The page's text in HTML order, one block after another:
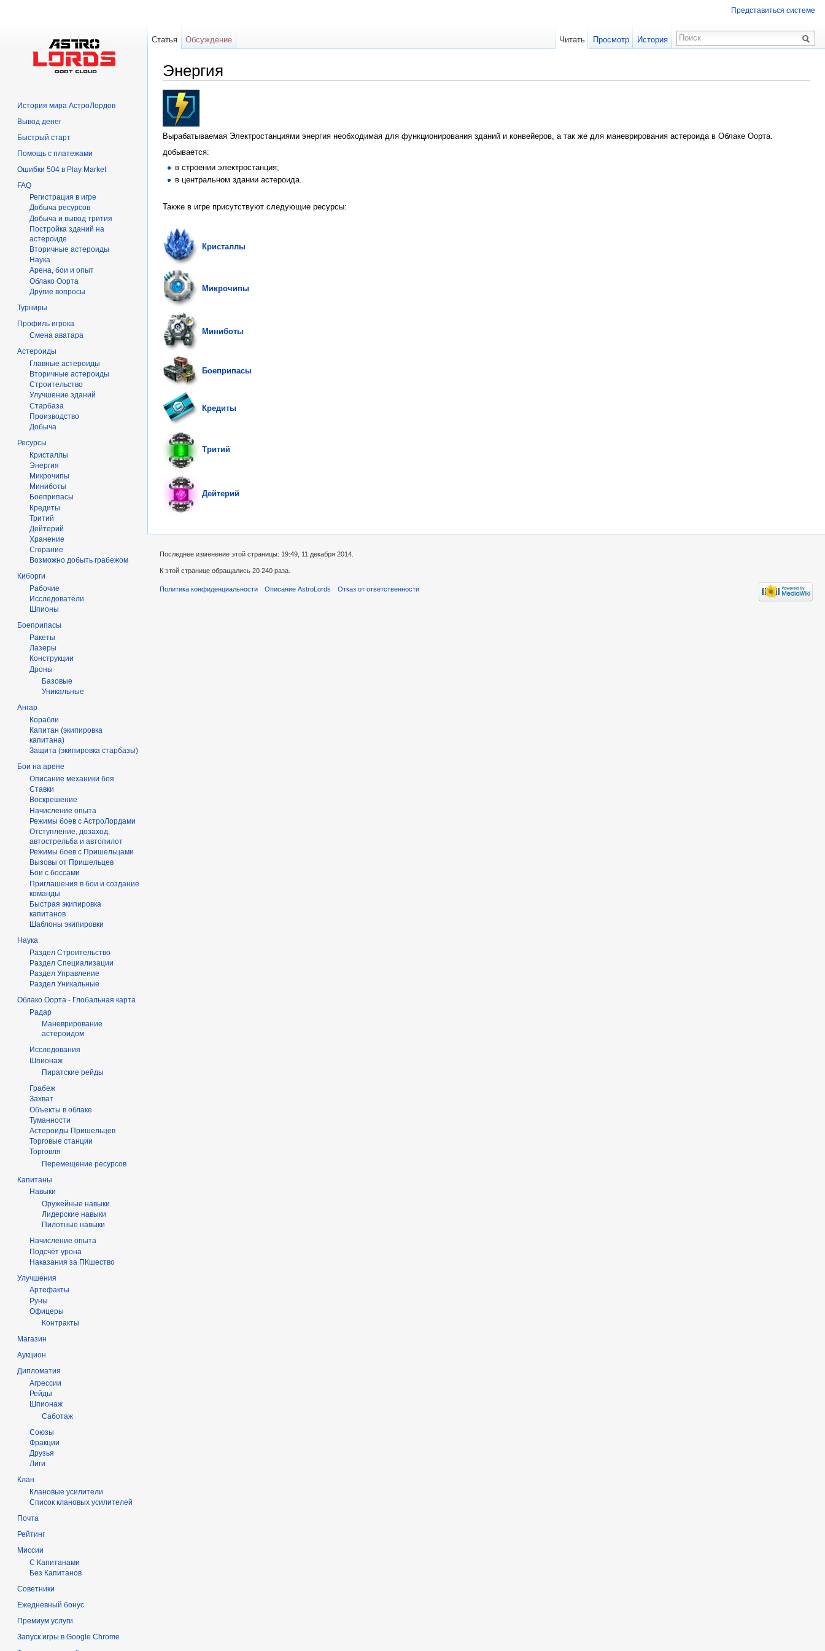
Энергия
Вырабатываемая Электростанциями энергия необходимая для функционирования зданий и конвейеров, а так же для маневрирования астероида в Облаке Оорта.
добывается:
в строении электростанция;
в центральном здании астероида.
Также в игре присутствуют следующие ресурсы:
Кристаллы
Микрочипы
Миниботы
Боеприпасы
Кредиты
Тритий
Дейтерий
Представиться системе
Статья Обсуждение Читать Просмотр История
История мира АстроЛордов
Вывод денег
Быстрый старт
Помощь с платежами
Ошибки 504 в Play Market
FAQ
Регистрация в игре
Добыча ресурсов
Добыча и вывод трития
Постройка зданий на
астероиде
Вторичныe астероиды
Hаука
Арена, бои и опыт
Облако Оорта
Другие вопросы
Турниры
Профиль игрока
Смена аватара
Астероиды
Главные астероиды
Вторичные астероиды
Строительство
Улучшение зданий
Старбаза
Производство
Добыча
Ресурсы
Кристаллы
Энергия
Микрочипы
Миниботы
Боеприпасы
Кредиты
Тритий
Дейтерий
Хранение
Сгорание
Возможно добыть грабежом
Киборги
Рабочие
Исследователи
Шпионы
Боеприпасы
Ракеты
Лазеры
Конструкции
Дроны
Базовые
Уникальные
Ангар
Корабли
Капитан (экипировка
капитана)
Защита (экипировка старбазы)
Бои на арене
Описание механики боя
Ставки
Воскрешение
Начисление опыта
Режимы боев с АстроЛордами
Отступление, дозаход,
автострельба и автопилот
Режимы боев с Пришельцами
Вызовы от Пришельцев
Бои с боссами
Приглашения в бои и создание
команды
Быстрая экипировка
капитанов
Шаблоны экипировки
Наука
Раздел Строительство
Раздел Специализации
Раздел Управление
Раздел Уникальные
Облако Оорта - Глобальная карта
Радар
Маневрирование
астероидом
Исследования
Шпионаж
Пиратские рейды
Грабеж
Захват
Объекты в облаке
Туманности
Астероиды Пришельцев
Торговые станции
Торговля
Перемещение ресурсов
Капитаны
Навыки
Оружейные навыки
Лидерские навыки
Пилотные навыки
Начисление опыта
Подсчёт урона
Наказания за ПКшество
Улучшения
Артефакты
Руны
Офицеры
Контракты
Магазин
Аукцион
Дипломатия
Агрессии
Рейды
Шпионаж
Саботаж
Союзы
Фракции
Друзья
Лиги
Клан
Клановые усилители
Список клановых усилителей
Почта
Рейтинг
Миссии
С Капитанами
Без Капитанов
Советники
Ежедневный бонус
Премиум услуги
Запуск игры в Google Chrome
Последнее изменение этой страницы: 19:49, 11 декабря 2014.
К этой странице обращались 20 240 раза.
Политика конфиденциальности Описание AstroLords Отказ от ответственности